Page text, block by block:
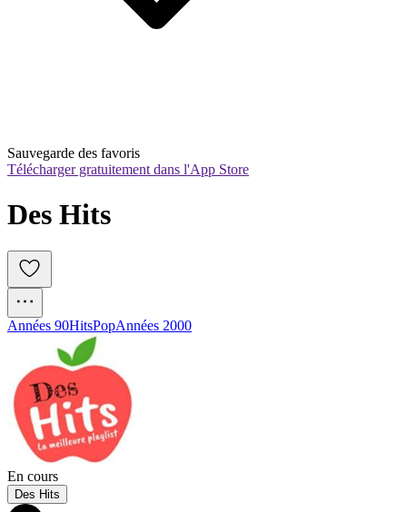
Sauvegarde des favoris
Télécharger gratuitement dans l'App Store
Des Hits
Années 90HitsPopAnnées 2000
En cours
Des Hits